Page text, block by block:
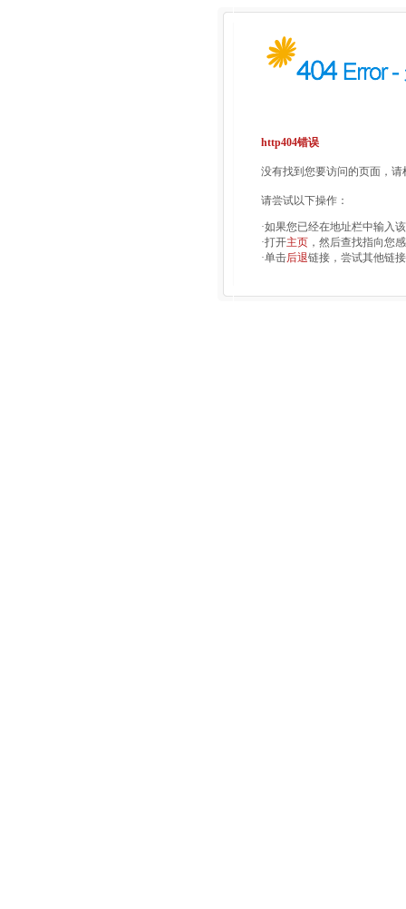
http404错误
没有找到您要访问的页面，
请尝试以下操作：
·如果您已经在地址栏中输入
·打开主页 ，然后查找指向您
·单击后退链接，尝试其他链